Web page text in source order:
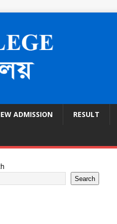
ADMISSION RESULT
Search